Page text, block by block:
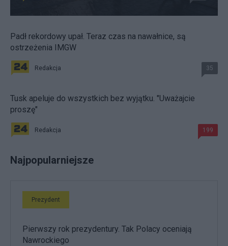
Padł rekordowy upał. Teraz czas na nawałnice, są
ostrzeżenia IMGW
Redakcja 35
Tusk apeluje do wszystkich bez wyjątku. "Uważajcie
proszę"
Redakcja 199
Najpopularniejsze
Prezydent
Pierwszy rok prezydentury. Tak Polacy oceniają
Nawrockiego